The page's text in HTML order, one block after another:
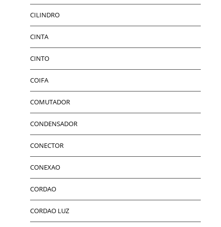
CILINDRO
CINTA
CINTO
COIFA
COMUTADOR
CONDENSADOR
CONECTOR
CONEXAO
CORDAO
CORDAO LUZ